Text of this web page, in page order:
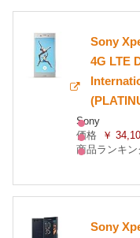
Sony
4G LTE
Sony
価格
￥
商品ランキン
Sony